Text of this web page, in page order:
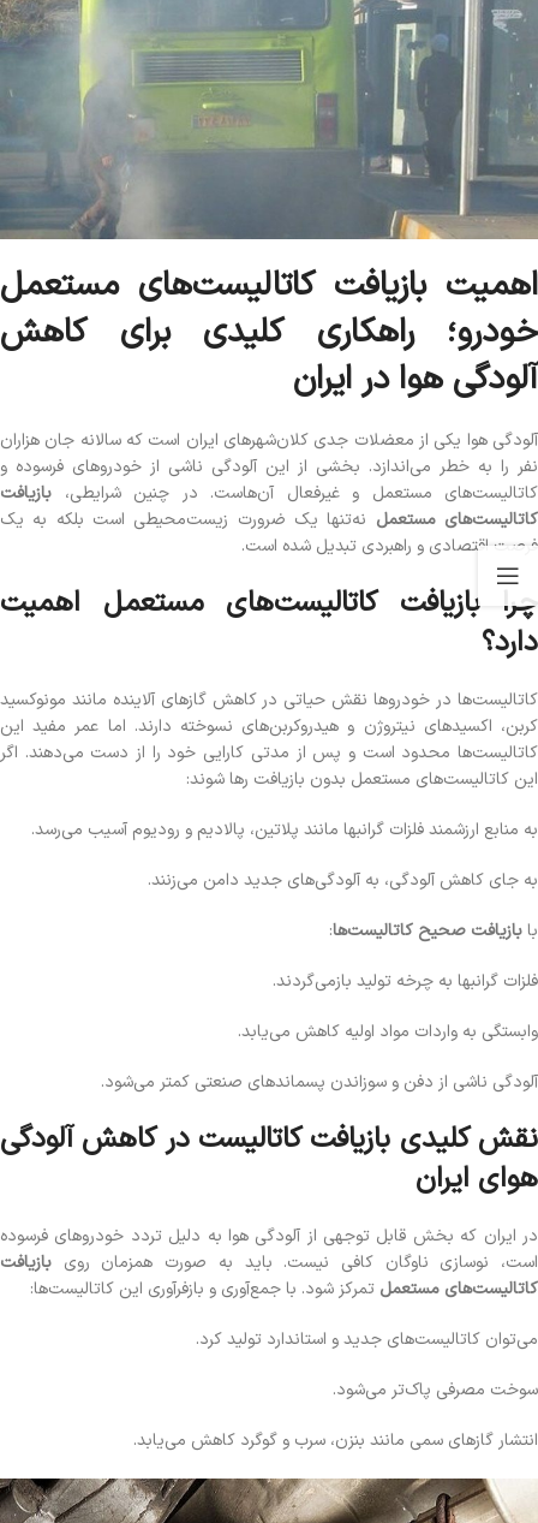
اهمیت بازیافت کاتالیست‌های مستعمل
خودرو؛ راهکاری کلیدی برای کاهش
آلودگی هوا در ایران
آلودگی هوا یکی از معضلات جدی کلان‌شهرهای ایران است که سالانه جان هزاران
نفر را به خطر می‌اندازد. بخشی از این آلودگی ناشی از خودروهای فرسوده و
کاتالیست‌های مستعمل و غیرفعال آن‌هاست. در چنین شرایطی، بازیافت
کاتالیست‌های مستعمل نه‌تنها یک ضرورت زیست‌محیطی است بلکه به یک
فرصت اقتصادی و راهبردی تبدیل شده است.
چرا بازیافت کاتالیست‌های مستعمل اهمیت
دارد؟
کاتالیست‌ها در خودروها نقش حیاتی در کاهش گازهای آلاینده مانند مونوکسید
کربن، اکسیدهای نیتروژن و هیدروکربن‌های نسوخته دارند. اما عمر مفید این
کاتالیست‌ها محدود است و پس از مدتی کارایی خود را از دست می‌دهند. اگر
این کاتالیست‌های مستعمل بدون بازیافت رها شوند:
به منابع ارزشمند فلزات گرانبها مانند پلاتین، پالادیم و رودیوم آسیب می‌رسد.
به جای کاهش آلودگی، به آلودگی‌های جدید دامن می‌زنند.
بابازیافت صحیح کاتالیست‌ها:
فلزات گرانبها به چرخه تولید بازمی‌گردند.
وابستگی به واردات مواد اولیه کاهش می‌یابد.
آلودگی ناشی از دفن و سوزاندن پسماندهای صنعتی کمتر می‌شود.
نقش کلیدی بازیافت کاتالیست در کاهش آلودگی
هوای ایران
در ایران که بخش قابل توجهی از آلودگی هوا به دلیل تردد خودروهای فرسوده
است، نوسازی ناوگان کافی نیست. باید به صورت همزمان روی بازیافت
کاتالیست‌های مستعمل تمرکز شود. با جمع‌آوری و بازفرآوری این کاتالیست‌ها:
می‌توان کاتالیست‌های جدید و استاندارد تولید کرد.
سوخت مصرفی پاک‌تر می‌شود.
انتشار گازهای سمی مانند بنزن، سرب و گوگرد کاهش می‌یابد.